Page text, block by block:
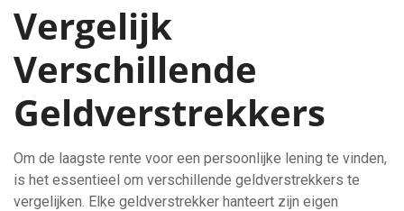
Vergelijk
Verschillende
Geldverstrekkers
Om de laagste rente voor een persoonlijke lening te vinden,
is het essentieel om verschillende geldverstrekkers te
vergelijken. Elke geldverstrekker hanteert zijn eigen